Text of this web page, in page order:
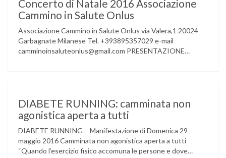
Concerto di Natale 2016 Associazione
Cammino in Salute Onlus
Associazione Cammino in Salute Onlus via Valera,1 20024
Garbagnate Milanese Tel. +393895357029 e-mail
camminoinsaluteonlus@gmail.com PRESENTAZIONE
gruppo musicale GROOVY LEMONS di PREGNANA
MILANESE. L’ Associazione …
DIABETE RUNNING: camminata non
agonistica aperta a tutti
DIABETE RUNNING – Manifestazione di Domenica 29
maggio 2016 Camminata non agonistica aperta a tutti
“Quando l’esercizio fisico accomuna le persone e dove